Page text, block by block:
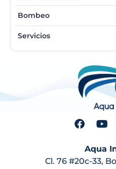
Bombeo
Servicios
Aqua
Cl. 76 #20c-33,